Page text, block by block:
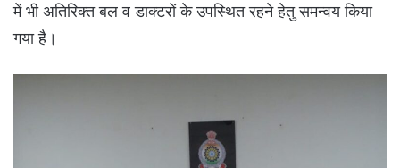
में भी अतिरिक्त बल व डाक्टरों के उपस्थित रहने हेतु समन्वय किया
गया है।